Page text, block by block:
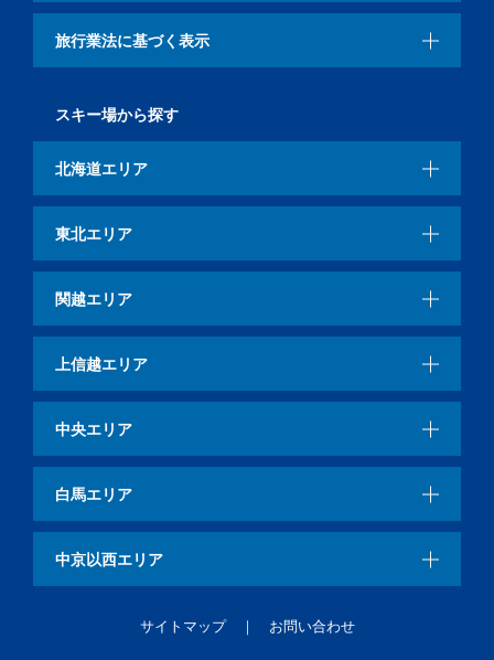
旅行業法に基づく表示
スキー場から探す
北海道エリア
東北エリア
関越エリア
上信越エリア
中央エリア
白馬エリア
中京以西エリア
サイトマップ お問い合わせ